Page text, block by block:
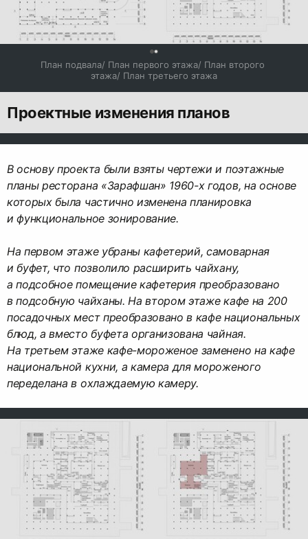
План подвала/ План первого этажа/ План второго
этажа/ План третьего этажа
Проектные изменения планов
В основу проекта были взяты чертежи и поэтажные
планы ресторана «Зарафшан» 1960-х годов, на основе
которых была частично изменена планировка
и функциональное зонирование.
На первом этаже убраны кафетерий, самоварная
и буфет, что позволило расширить чайхану,
а подсобное помещение кафетерия преобразовано
в подсобную чайханы. На втором этаже кафе на 200
посадочных мест преобразовано в кафе национальных
блюд, а вместо буфета организована чайная.
На третьем этаже кафе-мороженое заменено на кафе
национальной кухни, а камера для мороженого
переделана в охлаждаемую камеру.